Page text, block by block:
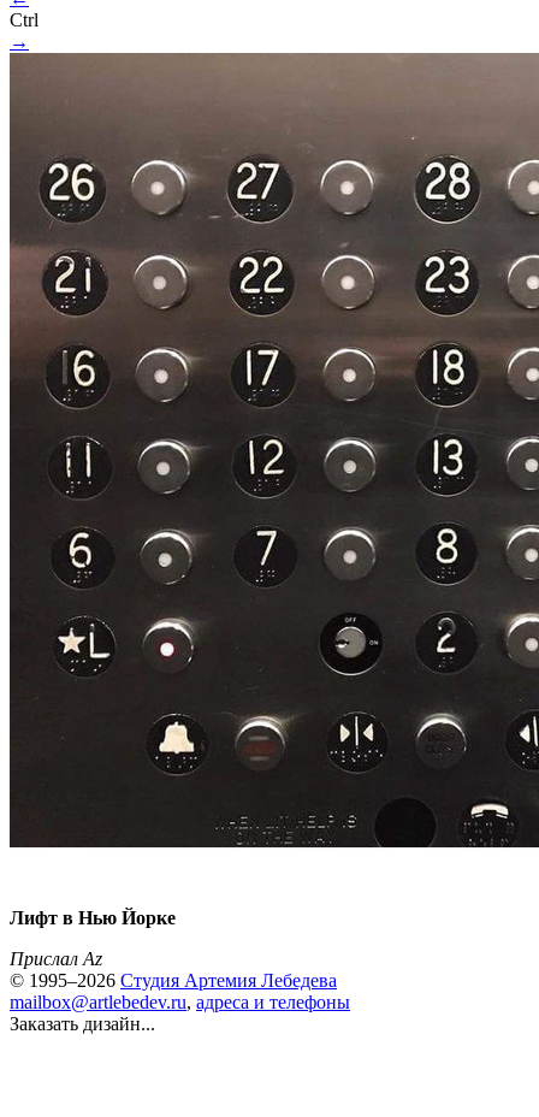
Ctrl
→
Лифт в Нью Йорке
Прислал Az
© 1995–2026 Студия Артемия Лебедева
mailbox@artlebedev.ru, адреса и телефоны
Заказать дизайн...